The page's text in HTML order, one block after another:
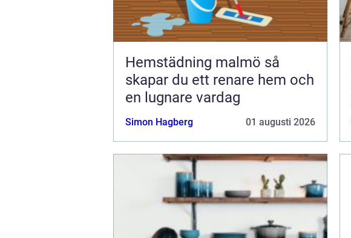
Hemstädning malmö så
skapar du ett renare hem och
en lugnare vardag
Simon Hagberg 01 augusti 2026